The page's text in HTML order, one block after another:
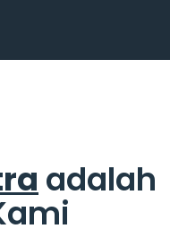
adalah